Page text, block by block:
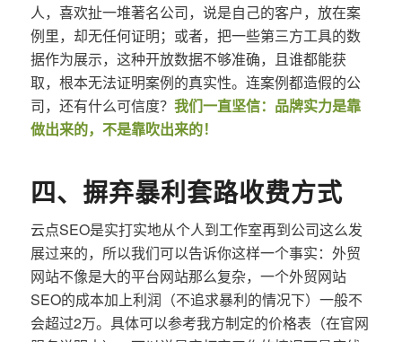
人，喜欢扯一堆著名公司，说是自己的客户，放在案
例里，却无任何证明；或者，把一些第三方工具的数
据作为展示，这种开放数据不够准确，且谁都能获
取，根本无法证明案例的真实性。连案例都造假的公
司，还有什么可信度？ 我们一直坚信：品牌实力是靠
做出来的，不是靠吹出来的！
四、摒弃暴利套路收费方式
云点SEO是实打实地从个人到工作室再到公司这么发
展过来的，所以我们可以告诉你这样一个事实：外贸
网站不像是大的平台网站那么复杂，一个外贸网站
SEO的成本加上利润（不追求暴利的情况下）一般不
会超过2万。具体可以参考我方制定的价格表（在官网